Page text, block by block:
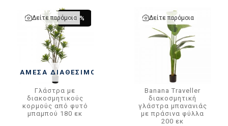
ΆΜΕΣΑ ΔΙΑΘΈΣΙΜΟ
-20 %
Δείτε παρόμοια
Γλάστρα με
διακοσμητικούς
κορμούς από φυτό
μπαμπού 180 εκ
Δείτε παρόμοια
Banana Traveller
διακοσμητική
γλάστρα μπανανιάς
με πράσινα φύλλα
200 εκ